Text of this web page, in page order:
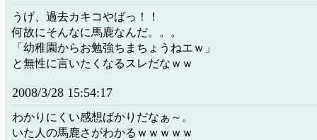
うげ、過去カキコやばっ！！
何故にそんなに馬鹿なんだ。。。
「幼稚園からお勉強ちまちょうねエｗ」
と無性に言いたくなるスレだなｗｗ
2008/3/28 15:54:17
わかりにくい感想ばかりだなぁ～。
いた人の馬鹿さがわかるｗｗｗｗｗ